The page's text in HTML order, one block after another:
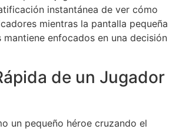
instantánea de ver cómo
mientras la pantalla pequeña
enfocados en una decisión
de un Jugador
un pequeño héroe cruzando el